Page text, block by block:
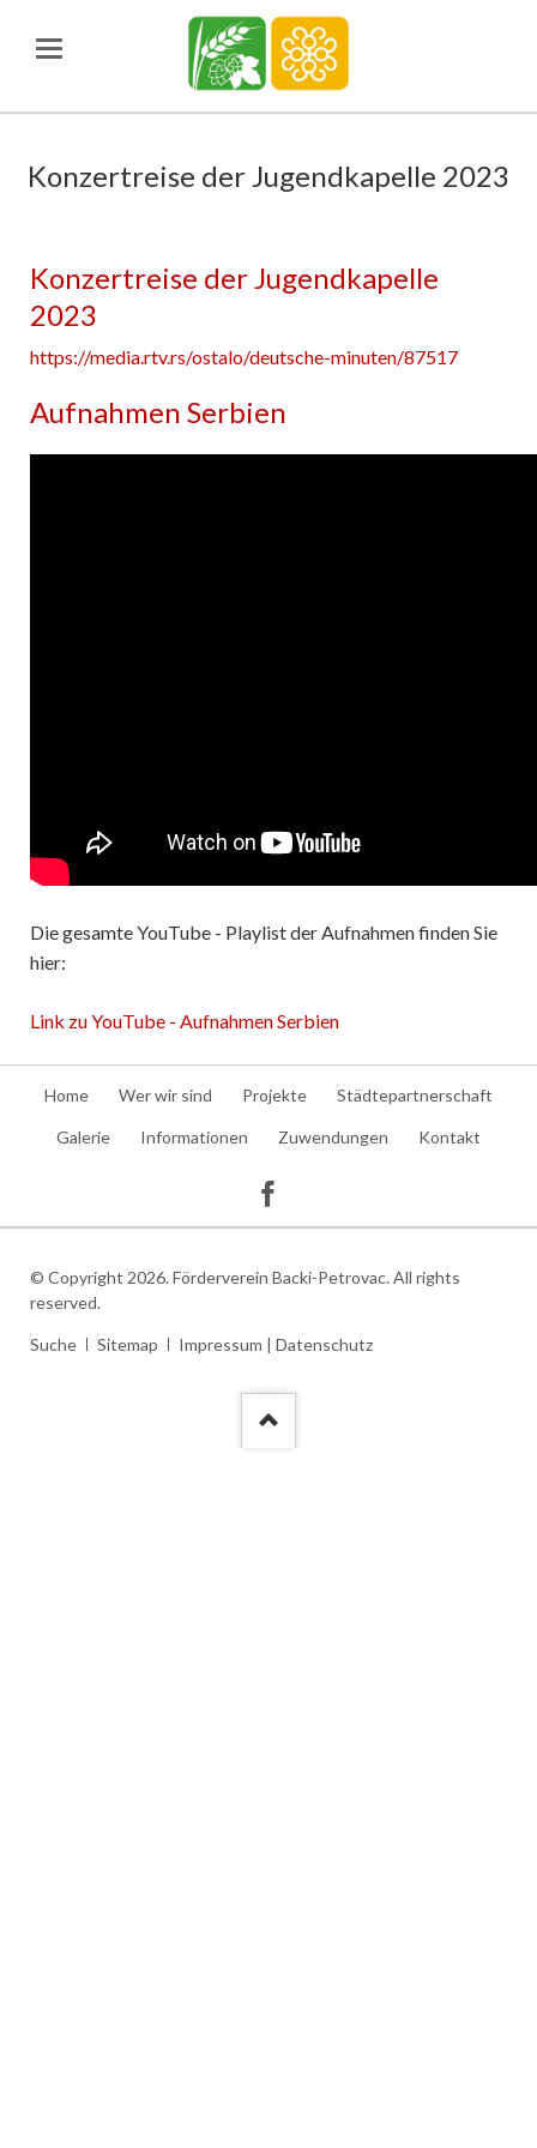
Konzertreise der Jugendkapelle 2023
Konzertreise der Jugendkapelle
2023
https://media.rtv.rs/ostalo/deutsche-minuten/87517
Aufnahmen Serbien
Die gesamte YouTube - Playlist der Aufnahmen finden Sie
hier:
Link zu YouTube - Aufnahmen Serbien
Navigation
Home Wer wir sind Projekte Städtepartnerschaft
Galerie Informationen Zuwendungen Kontakt
© Copyright 2026. Förderverein Backi-Petrovac. All rights
reserved.
Navigation
Suche Sitemap Impressum | Datenschutz